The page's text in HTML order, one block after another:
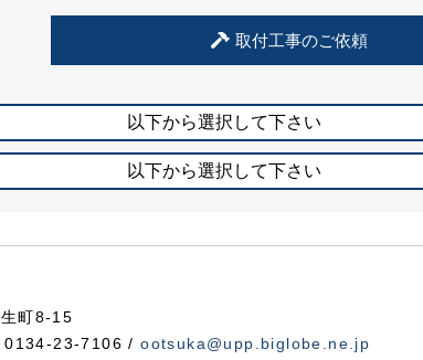
取付工事のご依頼
以下から選択して下さい
以下から選択して下さい
町8-15
0134-23-7106 /ootsuka@upp.biglobe.ne.jp